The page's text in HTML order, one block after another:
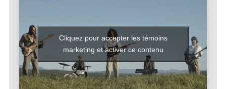
Cliquez pour accepter les témoins
marketing et activer ce contenu